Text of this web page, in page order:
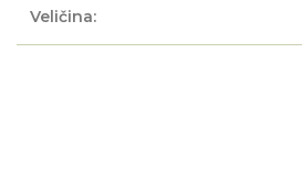
Veličina: